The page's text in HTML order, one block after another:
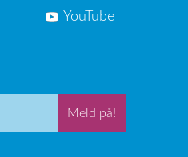
YouTube
Meld på!